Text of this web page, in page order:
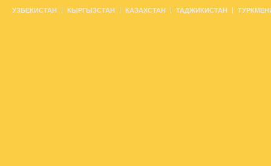
УЗБЕКИСТАН КЫРГЫЗСТАН КАЗАХСТАН ТАДЖИКИСТАН